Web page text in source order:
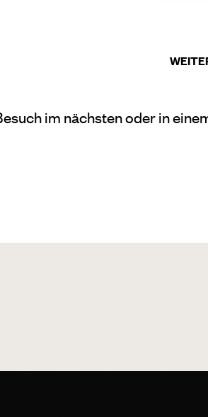
im nächsten oder in